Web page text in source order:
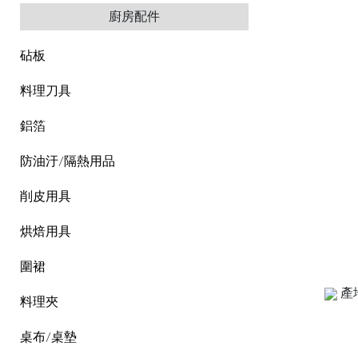
廚房配件
砧板
料理刀具
鋁箔
防油汙/隔熱用品
削皮用具
烘焙用具
圍裙
料理夾
桌布/桌墊
產